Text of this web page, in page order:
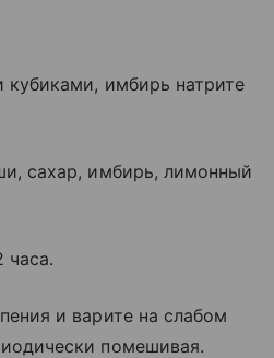
имбирь натрите
сахар, имбирь, лимонный
часа.
и варите на слабом
помешивая.